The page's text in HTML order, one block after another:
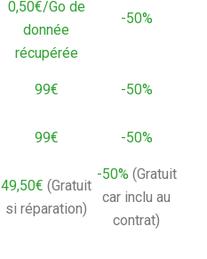
0,50€/Go de
donnée
récupérée
-50%
99€ -50%
99€ -50%
49,50€ (Gratuit
si réparation)
-50% (Gratuit
car inclu au
contrat)